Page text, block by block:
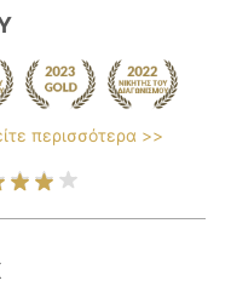
περισσότερα >>